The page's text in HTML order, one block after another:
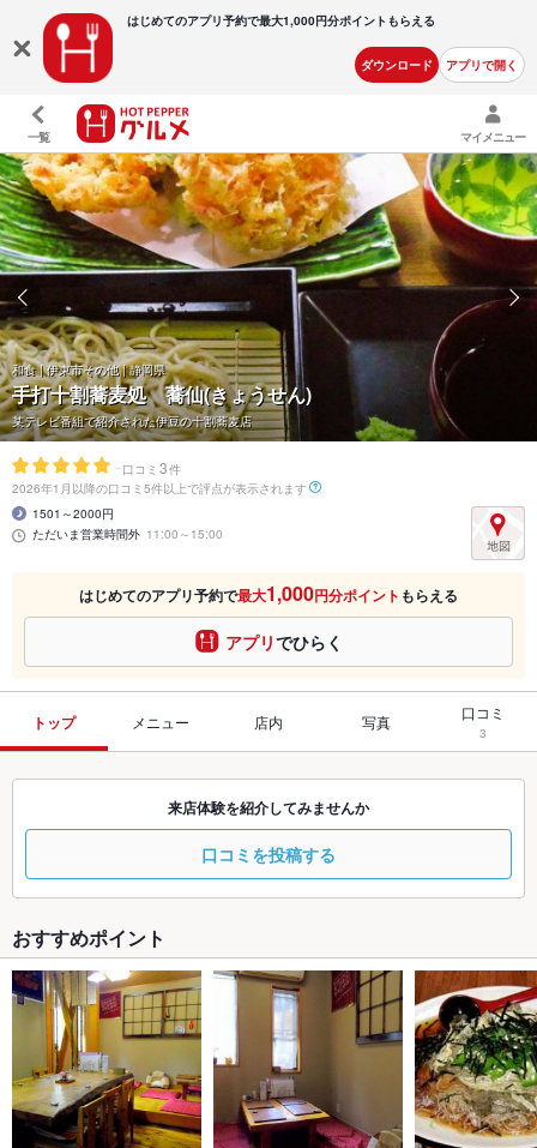
はじめてのアプリ予約で最大1,000円分ポイントもらえる
ダウンロード アプリで開く
一覧 マイメニュー
和食 | 伊東市その他 | 静岡県
手打十割蕎麦処 蕎仙(きょうせん)
某テレビ番組で紹介された伊豆の十割蕎麦店
- 口コミ 3件
2026年1月以降の口コミ5件以上で評点が表示されます
1501～2000円
ただいま営業時間外 11:00～15:00
はじめてのアプリ予約で最大1,000円分ポイント もらえる
アプリでひらく
トップ メニュー 店内 写真 口コミ
3
来店体験を紹介してみませんか
口コミを投稿する
おすすめポイント